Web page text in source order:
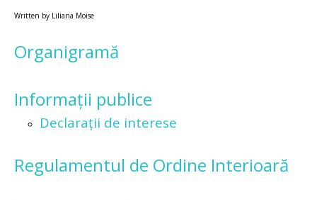
Written by Liliana Moise
Organigramă
Informații publice
Declarații de interese
Regulamentul de Ordine Interioară